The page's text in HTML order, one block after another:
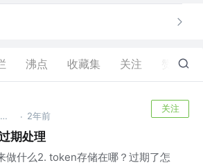
沸点 收藏集 关注 57
前端工程师（架构，底层，优化方向） · 2年前
关注
期处理
做什么2. token存储在哪？过期了怎